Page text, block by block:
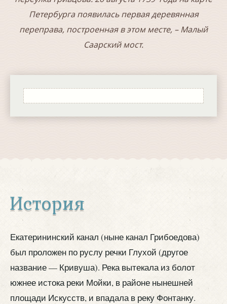
Петербурга появилась первая деревянная
переправа, построенная в этом месте, – Малый
Саарский мост.
История
Екатерининский канал (ныне канал Грибоедова)
был проложен по руслу речки Глухой (другое
название — Кривуша). Река вытекала из болот
южнее истока реки Мойки, в районе нынешней
площади Искусств, и впадала в реку Фонтанку.